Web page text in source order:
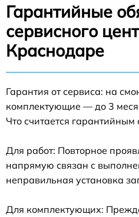
Гарантийные
сервисного
Краснодаре
Гарантия от сервиса: на
комплектующие — до 3
Что считается гарантийным
Для работ: Повторное
напрямую связан с
неправильная установка
Для комплектующих: